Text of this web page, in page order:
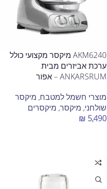
AKM6240 מיקסר מקצועי כולל
ערכת אביזרים מבית
ANKARSRUM – אפור
מוצרי חשמל למטבח, מיקסר
שולחני, מיקסר, מיקסרים
₪ 5,490